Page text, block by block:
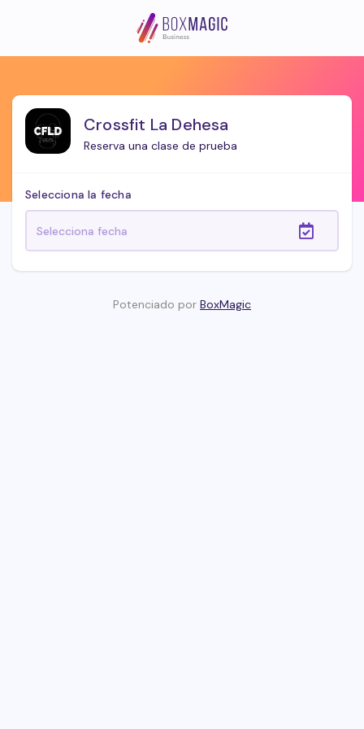
Crossfit La Dehesa
Reserva una clase de prueba
Selecciona la fecha
Potenciado por BoxMagic